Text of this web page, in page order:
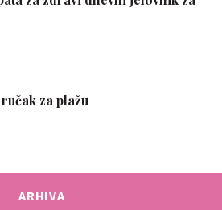
za plažu
ARHIVA